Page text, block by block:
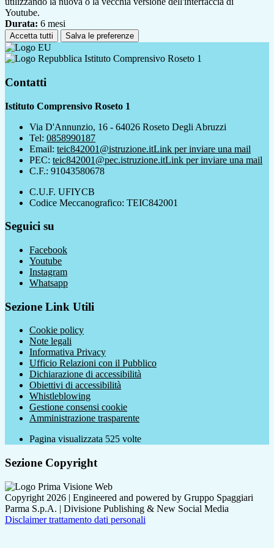
Youtube.
Durata: 6 mesi
Accetta tutti Salva le preferenze
Istituto Comprensivo Roseto 1
Contatti
Istituto Comprensivo Roseto 1
Via D'Annunzio, 16 - 64026 Roseto Degli Abruzzi
Tel: 0858990187
Email: teic842001@istruzione.itLink per inviare una mail
PEC: teic842001@pec.istruzione.itLink per inviare una mail
C.F.: 91043580678
C.U.F. UFIYCB
Codice Meccanografico: TEIC842001
Seguici su
Facebook
Youtube
Instagram
Whatsapp
Sezione Link Utili
Cookie policy
Note legali
Informativa Privacy
Ufficio Relazioni con il Pubblico
Dichiarazione di accessibilità
Obiettivi di accessibilità
Whistleblowing
Gestione consensi cookie
Amministrazione trasparente
Pagina visualizzata 525 volte
Sezione Copyright
Copyright 2026 | Engineered and powered by Gruppo Spaggiari
Parma S.p.A. | Divisione Publishing & New Social Media
Disclaimer trattamento dati personali